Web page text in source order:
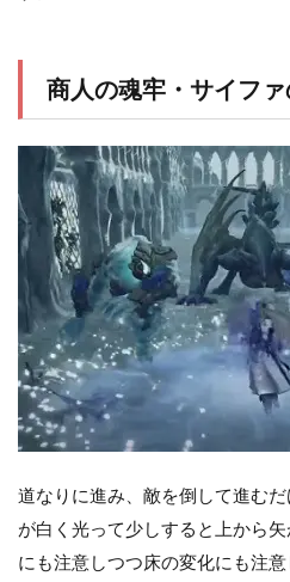
商人の魂牢・サイフ
道なりに進み、敵を倒して進む
が白く光って少しすると上から
にも注意しつつ床の変化にも注